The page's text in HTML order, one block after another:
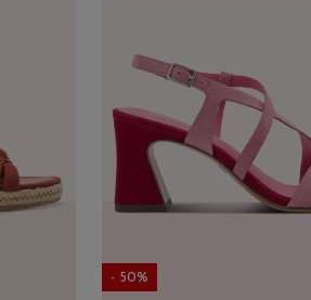
- 50%